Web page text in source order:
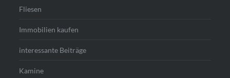
Fliesen
Immobilien kaufen
interessante Beiträge
Kamine